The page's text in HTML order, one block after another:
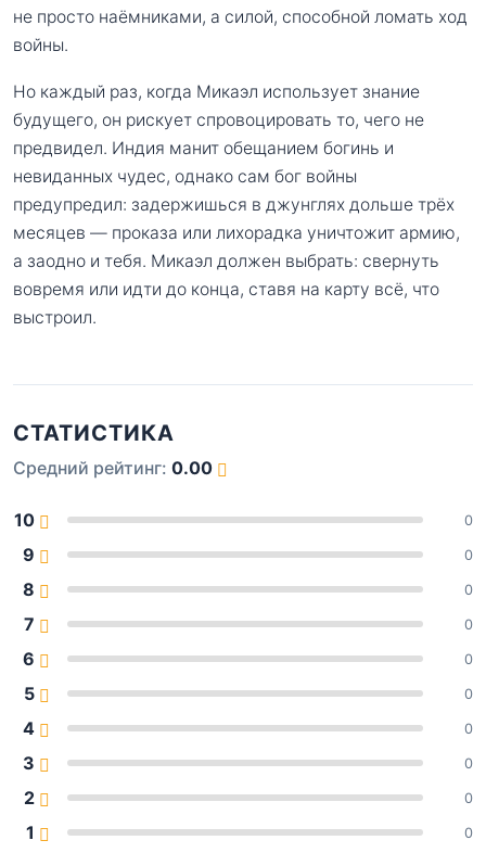
не просто наёмниками, а силой, способной ломать ход
войны.
Но каждый раз, когда Микаэл использует знание
будущего, он рискует спровоцировать то, чего не
предвидел. Индия манит обещанием богинь и
невиданных чудес, однако сам бог войны
предупредил: задержишься в джунглях дольше трёх
месяцев — проказа или лихорадка уничтожит армию,
а заодно и тебя. Микаэл должен выбрать: свернуть
вовремя или идти до конца, ставя на карту всё, что
выстроил.
СТАТИСТИКА
Средний рейтинг: 0.00
10 0
9 0
8 0
7 0
6 0
5 0
4 0
3 0
2 0
1 0